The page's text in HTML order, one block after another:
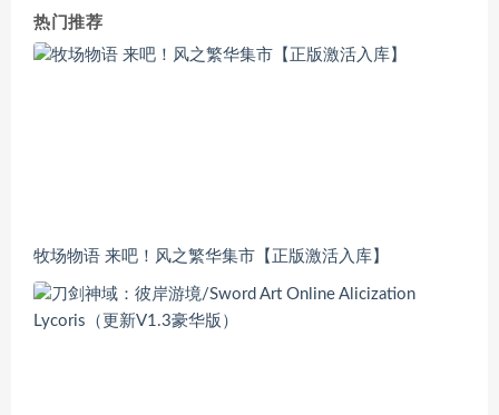
热门推荐
牧场物语 来吧！风之繁华集市【正版激活入库】